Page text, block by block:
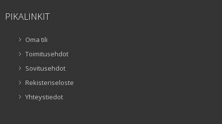
PIKALINKIT
Oma tili
Toimitusehdot
Sovitusehdot
Rekisteriseloste
Yhteystiedot